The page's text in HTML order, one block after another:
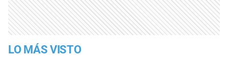
LO MÁS VISTO